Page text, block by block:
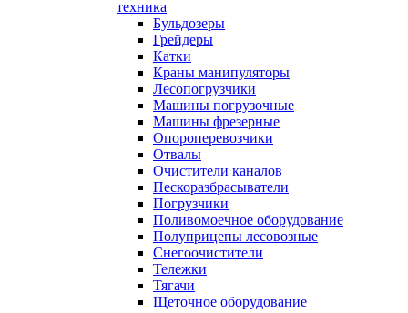
техника
Бульдозеры
Грейдеры
Катки
Краны манипуляторы
Лесопогрузчики
Машины погрузочные
Машины фрезерные
Опороперевозчики
Отвалы
Очистители каналов
Пескоразбрасыватели
Погрузчики
Поливомоечное оборудование
Полуприцепы лесовозные
Снегоочистители
Тележки
Тягачи
Щеточное оборудование